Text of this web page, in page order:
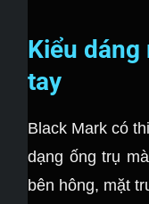
Kiểu dáng
tay
Black Mark có
dạng ống trụ
bên hông, mặt